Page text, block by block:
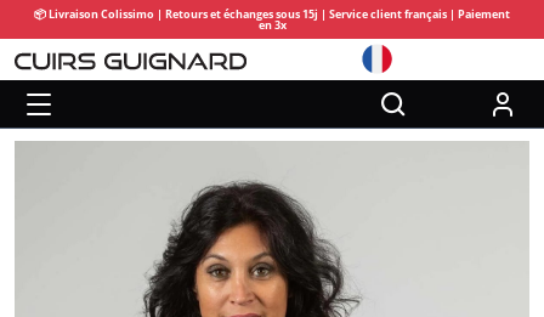
📦 Livraison Colissimo | Retours et échanges sous 15j | Service client français | Paiement
en 3x